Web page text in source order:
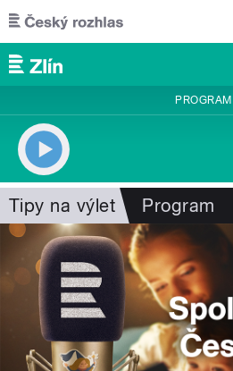
Přejít k hlavnímu obsahu
PROGRAM
Tipy na výlet Program